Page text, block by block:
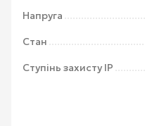
Напруга
Стан
Ступінь захисту IP